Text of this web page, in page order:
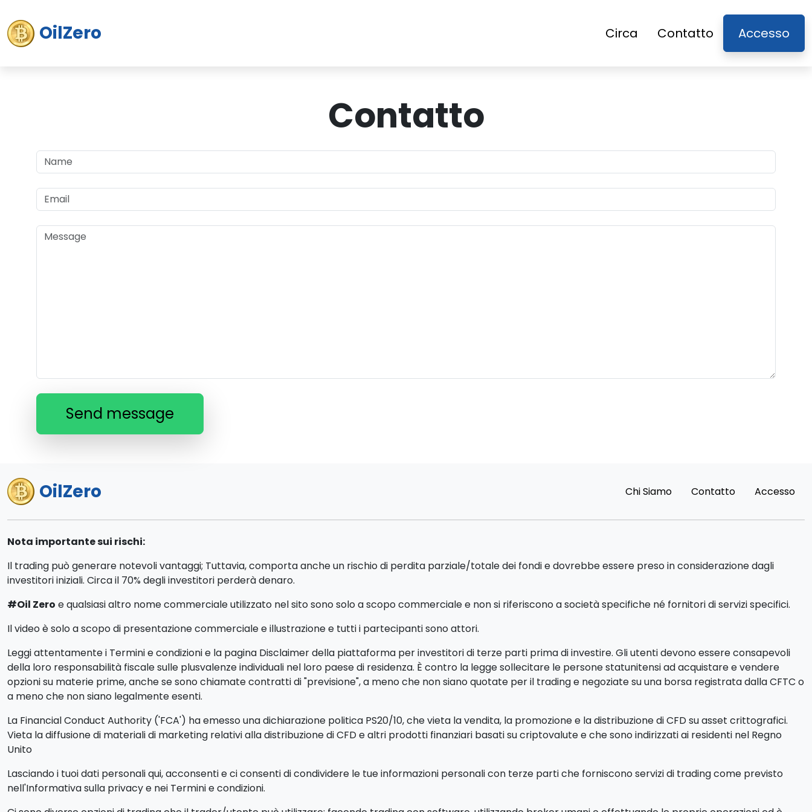
OilZero Circa Contatto Accesso
Contatto
Send message
OilZero Chi Siamo Contatto Accesso
Nota importante sui rischi:
Il trading può generare notevoli vantaggi; Tuttavia, comporta anche un rischio di perdita parziale/totale dei fondi e dovrebbe essere preso in considerazione dagli
investitori iniziali. Circa il 70% degli investitori perderà denaro.
#Oil Zero e qualsiasi altro nome commerciale utilizzato nel sito sono solo a scopo commerciale e non si riferiscono a società specifiche né fornitori di servizi specifici.
Il video è solo a scopo di presentazione commerciale e illustrazione e tutti i partecipanti sono attori.
Leggi attentamente i Termini e condizioni e la pagina Disclaimer della piattaforma per investitori di terze parti prima di investire. Gli utenti devono essere consapevoli
della loro responsabilità fiscale sulle plusvalenze individuali nel loro paese di residenza. È contro la legge sollecitare le persone statunitensi ad acquistare e vendere
opzioni su materie prime, anche se sono chiamate contratti di "previsione", a meno che non siano quotate per il trading e negoziate su una borsa registrata dalla CFTC o
a meno che non siano legalmente esenti.
La Financial Conduct Authority ('FCA') ha emesso una dichiarazione politica PS20/10, che vieta la vendita, la promozione e la distribuzione di CFD su asset crittografici.
Vieta la diffusione di materiali di marketing relativi alla distribuzione di CFD e altri prodotti finanziari basati su criptovalute e che sono indirizzati ai residenti nel Regno
Unito
Lasciando i tuoi dati personali qui, acconsenti e ci consenti di condividere le tue informazioni personali con terze parti che forniscono servizi di trading come previsto
nell'Informativa sulla privacy e nei Termini e condizioni.